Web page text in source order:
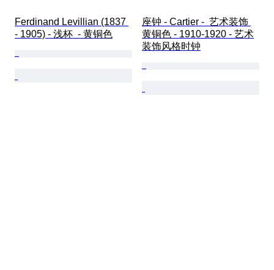
Ferdinand Levillian (1837
- 1905) - 浅杯  - 黄铜色
座钟 - Cartier -  艺术装饰
黄铜色 - 1910-1920 - 艺术
装饰风格时钟